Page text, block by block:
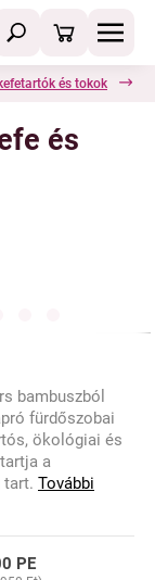
és tokok
és
bambuszból
fürdőszobai
ökológiai és
a
tart. További
PE